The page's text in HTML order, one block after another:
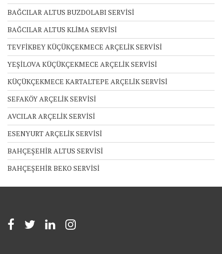
BAĞCILAR ALTUS BUZDOLABI SERVİSİ
BAĞCILAR ALTUS KLİMA SERVİSİ
TEVFİKBEY KÜÇÜKÇEKMECE ARÇELİK SERVİSİ
YEŞİLOVA KÜÇÜKÇEKMECE ARÇELİK SERVİSİ
KÜÇÜKÇEKMECE KARTALTEPE ARÇELİK SERVİSİ
SEFAKÖY ARÇELİK SERVİSİ
AVCILAR ARÇELİK SERVİSİ
ESENYURT ARÇELİK SERVİSİ
BAHÇEŞEHİR ALTUS SERVİSİ
BAHÇEŞEHİR BEKO SERVİSİ